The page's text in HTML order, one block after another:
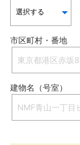
市区町村・番地
建物名（号室）